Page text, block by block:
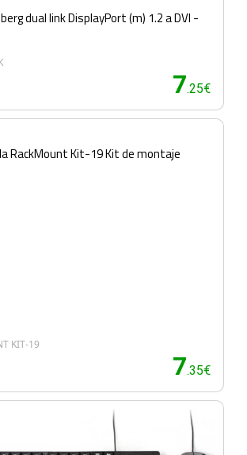
dual link DisplayPort (m) 1.2 a DVI -
7.25€
KIT-19
7.35€